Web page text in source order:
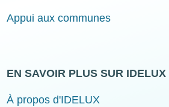
Appui aux communes
EN SAVOIR PLUS SUR IDELUX
À propos d'IDELUX